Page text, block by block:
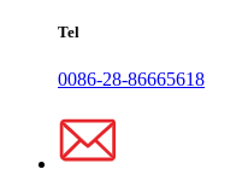
Tel
0086-28-86665618